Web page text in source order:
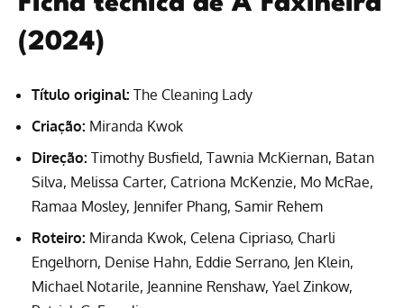
(2024)
Título original: The Cleaning Lady
Criação: Miranda Kwok
Direção: Timothy Busfield, Tawnia McKiernan, Batan
Silva, Melissa Carter, Catriona McKenzie, Mo McRae,
Ramaa Mosley, Jennifer Phang, Samir Rehem
Roteiro: Miranda Kwok, Celena Cipriaso, Charli
Engelhorn, Denise Hahn, Eddie Serrano, Jen Klein,
Michael Notarile, Jeannine Renshaw, Yael Zinkow,